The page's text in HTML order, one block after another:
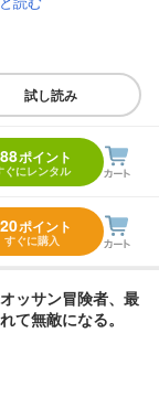
試し読み
ポイント
ぐにレンタル
ポイント
すぐに購入
ッサン冒険者、最
て無敵になる。